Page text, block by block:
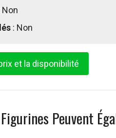
Non
: Non
et la disponibilité
Peuvent